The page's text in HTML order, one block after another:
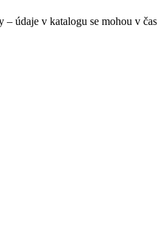
údaje v katalogu se mohou v